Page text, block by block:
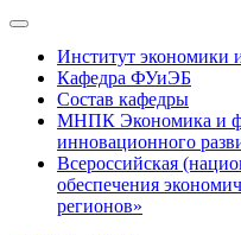
Институт экономики
Кафедра ФУиЭБ
Состав кафедры
МНПК Экономика и
инновационного
Всероссийская
обеспечения
регионов»